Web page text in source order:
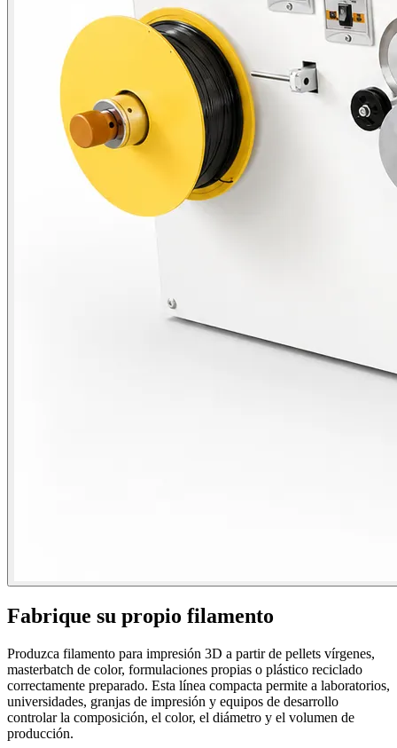
Fabrique su propio filamento
Produzca filamento para impresión 3D a partir de pellets vírgenes,
masterbatch de color, formulaciones propias o plástico reciclado
correctamente preparado. Esta línea compacta permite a laboratorios,
universidades, granjas de impresión y equipos de desarrollo
controlar la composición, el color, el diámetro y el volumen de
producción.